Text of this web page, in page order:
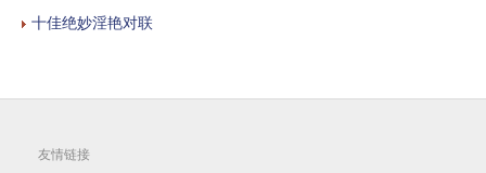
十佳绝妙淫艳对联
友情链接